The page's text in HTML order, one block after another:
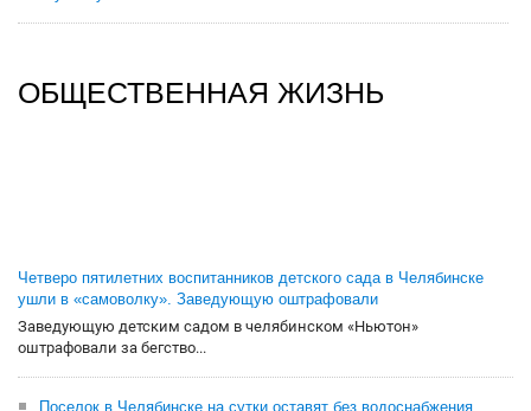
ОБЩЕСТВЕННАЯ ЖИЗНЬ
Четверо пятилетних воспитанников детского сада в Челябинске
ушли в «самоволку». Заведующую оштрафовали
Заведующую детским садом в челябинском «Ньютон»
оштрафовали за бегство...
Поселок в Челябинске на сутки оставят без водоснабжения